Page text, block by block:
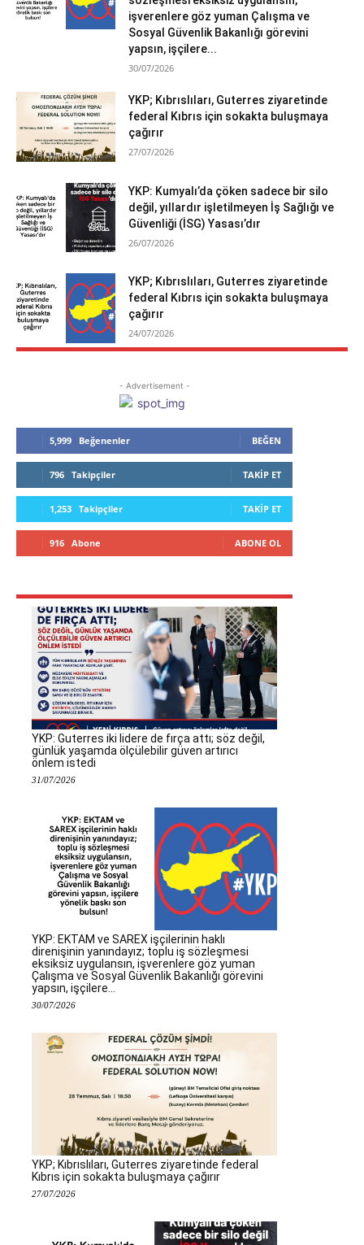
işverenlere göz yuman Çalışma ve
Sosyal Güvenlik Bakanlığı görevini
yapsın, işçilere...
30/07/2026
YKP; Kıbrıslıları, Guterres ziyaretinde
federal Kıbrıs için sokakta buluşmaya
çağırır
27/07/2026
YKP: Kumyalı’da çöken sadece bir silo
değil, yıllardır işletilmeyen İş Sağlığı ve
Güvenliği (İSG) Yasası’dır
26/07/2026
YKP; Kıbrıslıları, Guterres ziyaretinde
federal Kıbrıs için sokakta buluşmaya
çağırır
24/07/2026
- Advertisement -
5,999 Beğenenler BEĞEN
796 Takipçiler TAKIP ET
1,253 Takipçiler TAKIP ET
916 Abone ABONE OL
YKP: Guterres iki lidere de fırça attı; söz değil,
günlük yaşamda ölçülebilir güven artırıcı
önlem istedi
31/07/2026
YKP: EKTAM ve SAREX işçilerinin haklı
direnişinin yanındayız; toplu iş sözleşmesi
eksiksiz uygulansın, işverenlere göz yuman
Çalışma ve Sosyal Güvenlik Bakanlığı görevini
yapsın, işçilere...
30/07/2026
YKP; Kıbrıslıları, Guterres ziyaretinde federal
Kıbrıs için sokakta buluşmaya çağırır
27/07/2026